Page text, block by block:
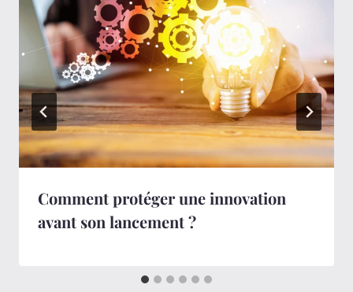
Comment protéger une innovation
avant son lancement ?